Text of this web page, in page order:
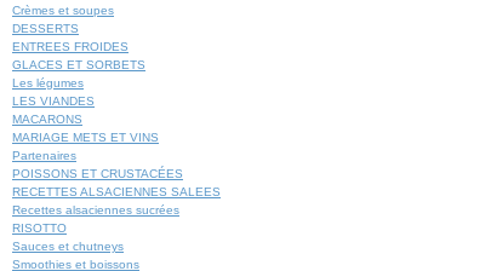
Crèmes et soupes
DESSERTS
ENTREES FROIDES
GLACES ET SORBETS
Les légumes
LES VIANDES
MACARONS
MARIAGE METS ET VINS
Partenaires
POISSONS ET CRUSTACÉES
RECETTES ALSACIENNES SALEES
Recettes alsaciennes sucrées
RISOTTO
Sauces et chutneys
Smoothies et boissons